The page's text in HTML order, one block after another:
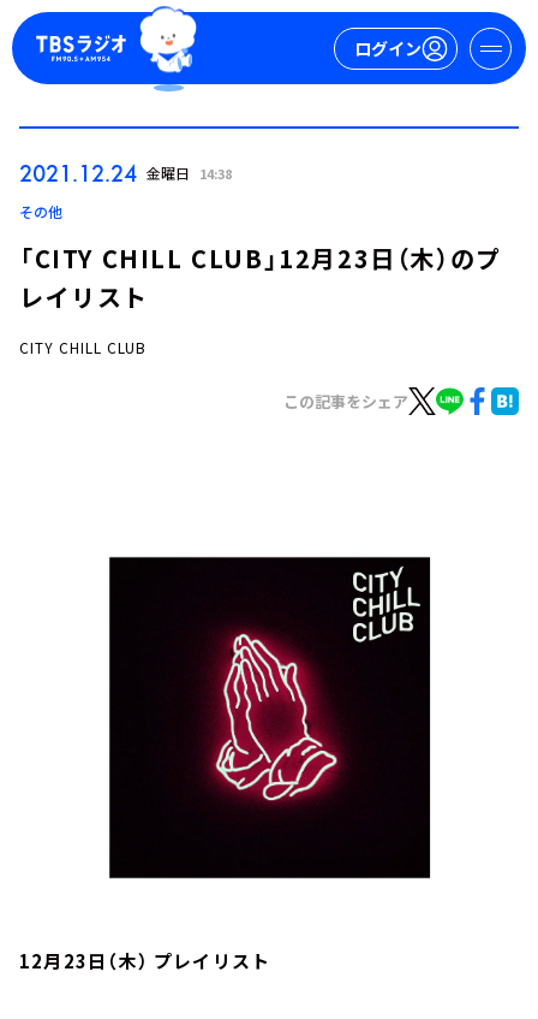
ログイン
お知らせ
2021.12.24 金曜日 14:38
その他
「CITY CHILL CLUB」12月23日（木）のプ
レイリスト
CITY CHILL CLUB
この記事をシェア
12月23日（木） プレイリスト